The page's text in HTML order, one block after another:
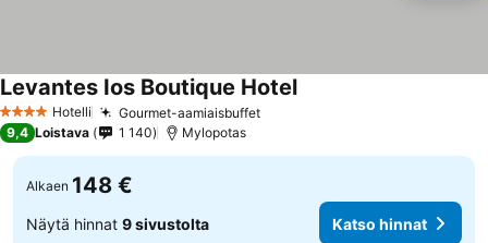
4 Tähtiluokitus
Hotelli Gourmet-aamiaisbuffet
Levantes Ios Boutique Hotel
9,4 Loistava 1 140 Mylopotas
Alkaen 148 €
Näytä hinnat 9 sivustolta Katso hinnat